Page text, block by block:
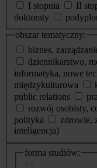
I stopnia
II
doktoraty
obszar tematyczny:
biznes,
dziennikarstwo,
informatyka, nowe
międzykulturowa
public relations
rozwój osobisty,
polityka
zdrowie,
inteligencja)
dodatkowe
informacje
forma studiów: